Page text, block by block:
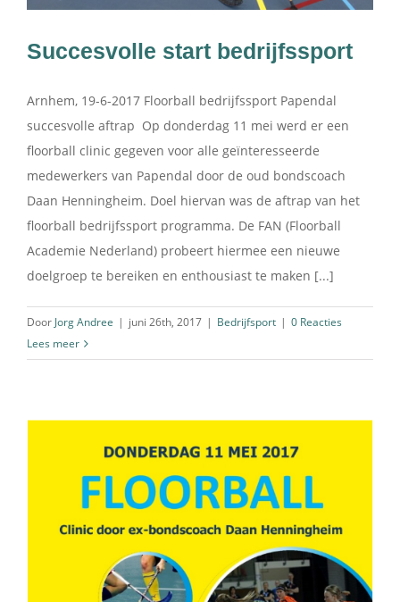
Contact
Succesvolle start bedrijfssport
Arnhem, 19-6-2017 Floorball bedrijfssport Papendal
succesvolle aftrap Op donderdag 11 mei werd er een
floorball clinic gegeven voor alle geïnteresseerde
medewerkers van Papendal door de oud bondscoach
Daan Henningheim. Doel hiervan was de aftrap van het
floorball bedrijfssport programma. De FAN (Floorball
Academie Nederland) probeert hiermee een nieuwe
doelgroep te bereiken en enthousiast te maken [...]
Door Jorg Andree | juni 26th, 2017 | Bedrijfsport | 0 Reacties
Lees meer